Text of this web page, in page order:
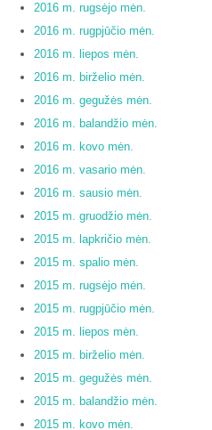
2016 m. rugsėjo mėn.
2016 m. rugpjūčio mėn.
2016 m. liepos mėn.
2016 m. birželio mėn.
2016 m. gegužės mėn.
2016 m. balandžio mėn.
2016 m. kovo mėn.
2016 m. vasario mėn.
2016 m. sausio mėn.
2015 m. gruodžio mėn.
2015 m. lapkričio mėn.
2015 m. spalio mėn.
2015 m. rugsėjo mėn.
2015 m. rugpjūčio mėn.
2015 m. liepos mėn.
2015 m. birželio mėn.
2015 m. gegužės mėn.
2015 m. balandžio mėn.
2015 m. kovo mėn.